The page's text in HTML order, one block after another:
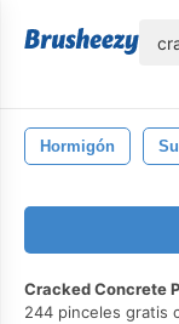
Hormigón
Cracked Concrete
244 pinceles gratis